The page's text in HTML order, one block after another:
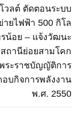
วลต์ ตัดตอนระบบ
ายไฟฟ้า 500 กิโล
น้อย – แจ้งวัฒนะ
ถานีย่อยสามโคก
ระราชบัญญัติการ
อบกิจการพลังงาน
พ.ศ. 2550